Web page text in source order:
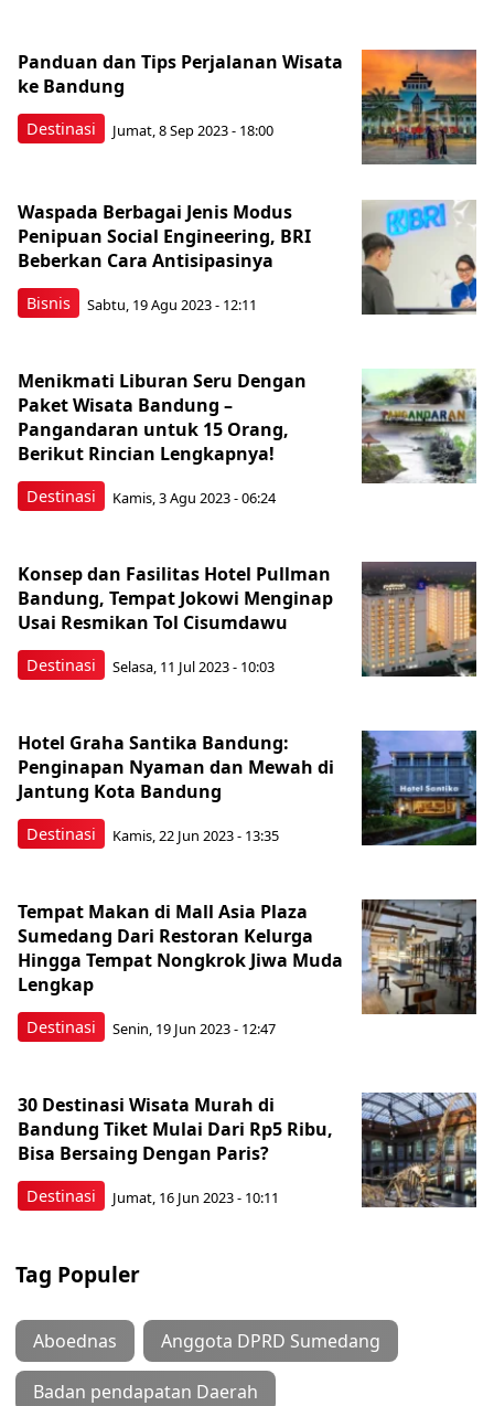
Destinasi
Panduan dan Tips Perjalanan Wisata
ke Bandung
Jumat, 8 Sep 2023 - 18:00
Bisnis
Waspada Berbagai Jenis Modus
Penipuan Social Engineering, BRI
Beberkan Cara Antisipasinya
Sabtu, 19 Agu 2023 - 12:11
Destinasi
Menikmati Liburan Seru Dengan
Paket Wisata Bandung –
Pangandaran untuk 15 Orang,
Berikut Rincian Lengkapnya!
Kamis, 3 Agu 2023 - 06:24
Destinasi
Konsep dan Fasilitas Hotel Pullman
Bandung, Tempat Jokowi Menginap
Usai Resmikan Tol Cisumdawu
Selasa, 11 Jul 2023 - 10:03
Destinasi
Hotel Graha Santika Bandung:
Penginapan Nyaman dan Mewah di
Jantung Kota Bandung
Kamis, 22 Jun 2023 - 13:35
Destinasi
Tempat Makan di Mall Asia Plaza
Sumedang Dari Restoran Kelurga
Hingga Tempat Nongkrok Jiwa Muda
Lengkap
Senin, 19 Jun 2023 - 12:47
Destinasi
30 Destinasi Wisata Murah di
Bandung Tiket Mulai Dari Rp5 Ribu,
Bisa Bersaing Dengan Paris?
Jumat, 16 Jun 2023 - 10:11
Tag Populer
Aboednas Anggota DPRD Sumedang
Badan pendapatan Daerah